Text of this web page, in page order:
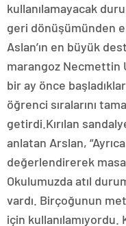
kullanılamayacak
geri dönüşümünden
Aslan’ın en büyük
marangoz Necmettin
bir ay önce
öğrenci sıralarını
getirdi.Kırılan
anlatan Arslan,
değerlendirerek
Okulumuzda atıl
vardı. Birçoğunun
için kullanılamıyordu.